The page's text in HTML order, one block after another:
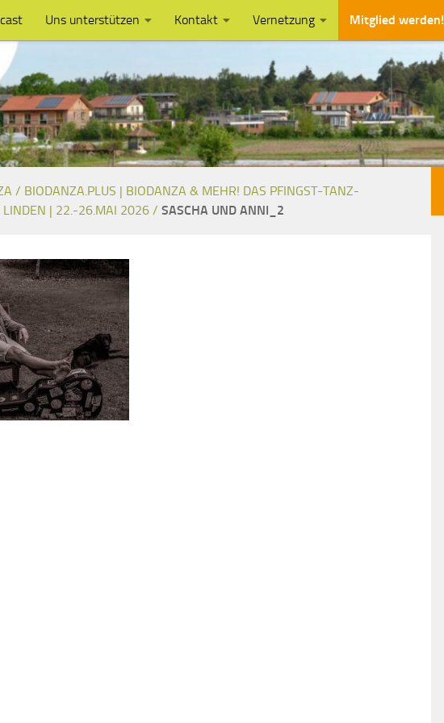
Uns unterstützen Kontakt Vernetzung Mitglied werden!
/ BIODANZA.PLUS | BIODANZA & MEHR! DAS PFINGST-TANZ-
LINDEN | 22.-26.MAI 2026 / SASCHA UND ANNI_2